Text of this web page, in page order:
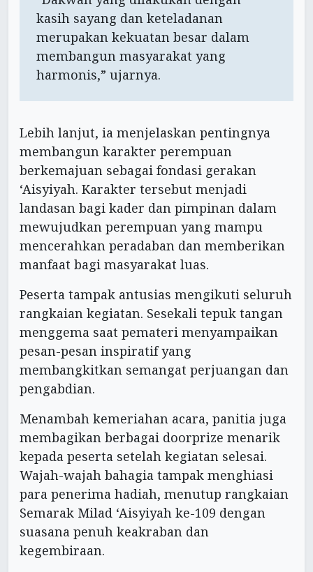
kasih sayang dan keteladanan
merupakan kekuatan besar dalam
membangun masyarakat yang
harmonis,” ujarnya.
Lebih lanjut, ia menjelaskan pentingnya
membangun karakter perempuan
berkemajuan sebagai fondasi gerakan
‘Aisyiyah. Karakter tersebut menjadi
landasan bagi kader dan pimpinan dalam
mewujudkan perempuan yang mampu
mencerahkan peradaban dan memberikan
manfaat bagi masyarakat luas.
Peserta tampak antusias mengikuti seluruh
rangkaian kegiatan. Sesekali tepuk tangan
menggema saat pemateri menyampaikan
pesan-pesan inspiratif yang
membangkitkan semangat perjuangan dan
pengabdian.
Menambah kemeriahan acara, panitia juga
membagikan berbagai doorprize menarik
kepada peserta setelah kegiatan selesai.
Wajah-wajah bahagia tampak menghiasi
para penerima hadiah, menutup rangkaian
Semarak Milad ‘Aisyiyah ke-109 dengan
suasana penuh keakraban dan
kegembiraan.